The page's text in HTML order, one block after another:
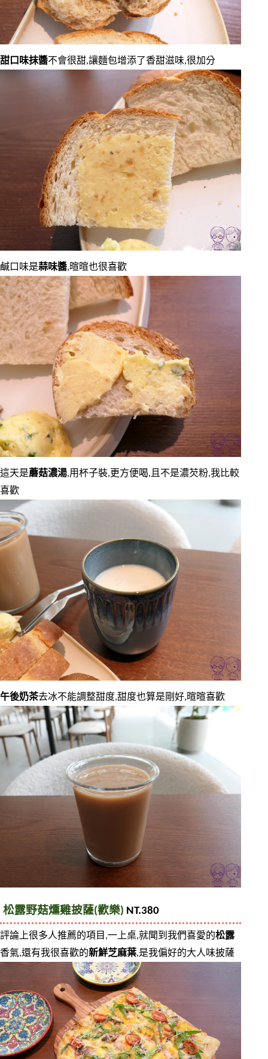
甜口味抹醬不會很甜,讓麵包增添了香甜滋味,很加分
鹹口味是蒜味醬,暄暄也很喜歡
這天是蘑菇濃湯,用杯子裝,更方便喝,且不是濃芡粉,我比較
喜歡
午後奶茶去冰不能調整甜度,甜度也算是剛好,暄暄喜歡
松露野菇燻雞披薩(歡樂) NT.380
評論上很多人推薦的項目,一上桌,就聞到我們喜愛的松露
香氣,還有我很喜歡的新鮮芝麻葉,是我偏好的大人味披薩